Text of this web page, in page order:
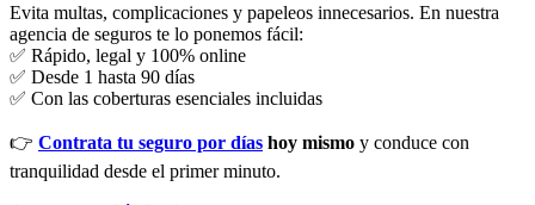
Evita multas, complicaciones y papeleos innecesarios. En nuestra
agencia de seguros te lo ponemos fácil:
✅ Rápido, legal y 100% online
✅ Desde 1 hasta 90 días
✅ Con las coberturas esenciales incluidas
👉 Contrata tu seguro por días hoy mismo y conduce con
tranquilidad desde el primer minuto.